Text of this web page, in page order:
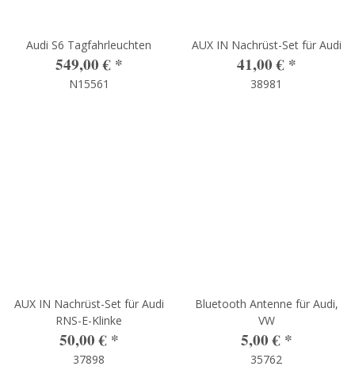
Audi S6 Tagfahrleuchten
549,00 € *
N15561
AUX IN Nachrüst-Set für Audi
41,00 € *
38981
AUX IN Nachrüst-Set für Audi
RNS-E-Klinke
50,00 € *
37898
Bluetooth Antenne für Audi,
VW
5,00 € *
35762